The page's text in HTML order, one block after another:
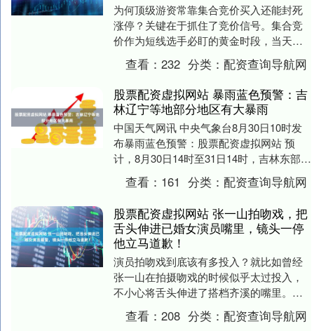
为何顶级游资常靠集合竞价买入还能封死
涨停？关键在于抓住了竞价信号。集合竞
价作为短线选手必盯的黄金时段，当天股
票强不强，高手看一眼竞价走势就心里有
数。今天阿容分享....
查看：232 分类：配资查询导航网
股票配资虚拟网站 暴雨蓝色预警：吉
林辽宁等地部分地区有大暴雨
中国天气网讯 中央气象台8月30日10时发
布暴雨蓝色预警：股票配资虚拟网站 预
计，8月30日14时至31日14时，吉林东部、
辽宁东部、山东东部和南部、安徽中南
部....
查看： 161 分类：配资查询导航网
股票配资虚拟网站 张一山拍吻戏，把
舌头伸进已婚女演员嘴里，镜头一停
他立马道歉！
演员拍吻戏到底该有多投入？就比如曾经
张一山在拍摄吻戏的时候似乎太过投入，
不小心将舌头伸进了搭档齐溪的嘴里。导
演一喊停股票配资虚拟网站，他就立刻意
识到有些不妥，于....
查看：208 分类：配资查询导航网